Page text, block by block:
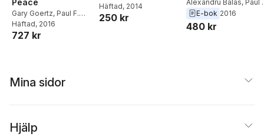
Peace
Gary Goertz, Paul F.
Diehl,Alexandru Balas
Häftad, 2016
727 kr
Balas
Häftad, 2014
250 kr
Alexandru Balas, Paul
Diehl,Gary Goertz
E-bok 2016
480 kr
Mina sidor
Hjälp